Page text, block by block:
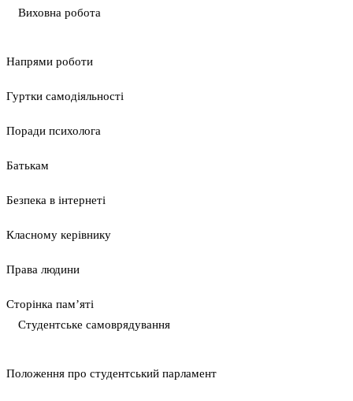
Виховна робота
Напрями роботи
Гуртки самодіяльності
Поради психолога
Батькам
Безпека в інтернеті
Класному керівнику
Права людини
Сторінка пам’яті
Студентське самоврядування
Положення про студентський парламент